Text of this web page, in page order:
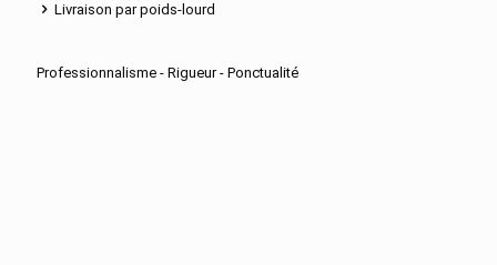
Livraison par poids-lourd
Professionnalisme - Rigueur - Ponctualité